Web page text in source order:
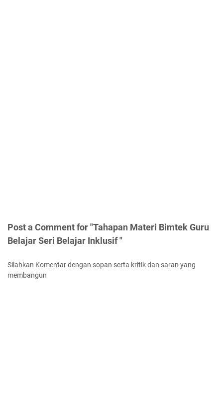
Post a Comment for "Tahapan Materi Bimtek Guru
Belajar Seri Belajar Inklusif "
Silahkan Komentar dengan sopan serta kritik dan saran yang
membangun